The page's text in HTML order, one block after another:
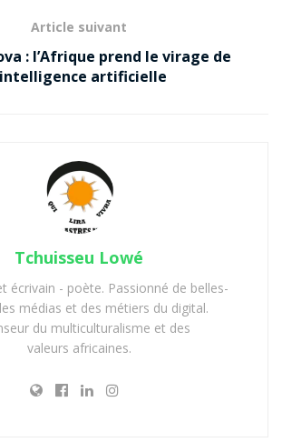
Article suivant
: l’Afrique prend le virage de
artificielle
Tchuisseu Lowé
écrivain - poète. Passionné de belles-
médias et des métiers du digital.
du multiculturalisme et des
valeurs africaines.